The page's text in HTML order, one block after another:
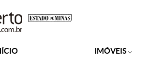
IMÓVEIS